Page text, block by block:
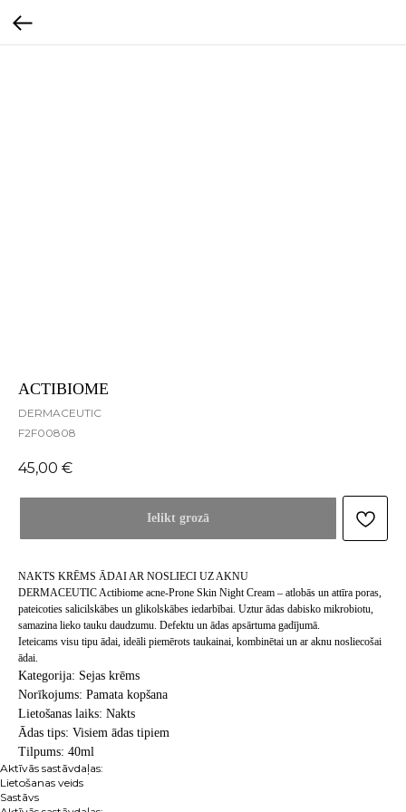
ACTIBIOME
DERMACEUTIC
F2F00808
45,00 €
Ielikt grozā
NAKTS KRĒMS ĀDAI AR NOSLIECI UZ AKNU
DERMACEUTIC Actibiome acne-Prone Skin Night Cream – atlobās un attīra poras,
pateicoties salicilskābes un glikolskābes iedarbībai. Uztur ādas dabisko mikrobiotu,
samazina lieko tauku daudzumu. Defektu un ādas apsārtuma gadījumā.
Ieteicams visu tipu ādai, ideāli piemērots taukainai, kombinētai un ar aknu nosliecošai
ādai.
Kategorija: Sejas krēms
Norīkojums: Pamata kopšana
Lietošanas laiks: Nakts
Ādas tips: Visiem ādas tipiem
Tilpums: 40ml
Aktīvās sastāvdaļas:
Lietošanas veids
Sastāvs